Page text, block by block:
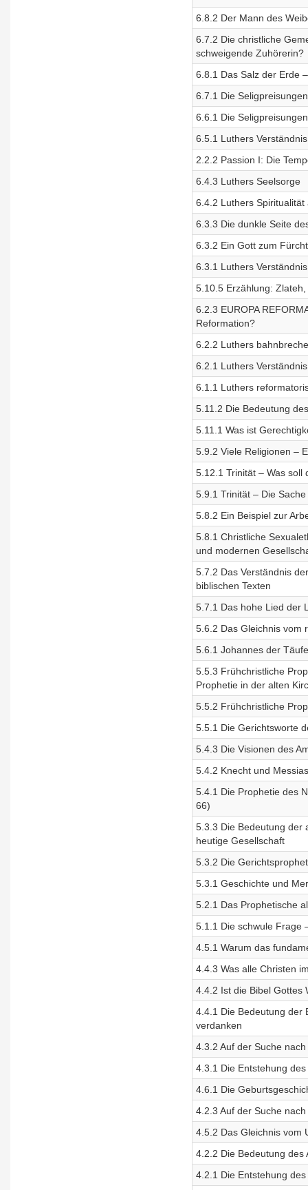
6.8.2 Der Mann des
6.7.2 Die christliche
schweigende Zuhörerin?
6.8.1 Das Salz der Erde
6.7.1 Die
6.6.1 Die
6.5.1 Luthers
2.2.2 Passion I: Die
6.4.3 Luthers Seelsorge
6.4.2 Luthers
6.3.3 Die dunkle Seite
6.3.2 Ein Gott zum
6.3.1 Luthers
5.10.5 Erzählung:
6.2.3 EUROPA
Reformation?
6.2.2 Luthers
6.2.1 Luthers
6.1.1 Luthers
5.11.2 Die Bedeutung
5.11.1 Was ist
5.9.2 Viele Religionen –
5.12.1 Trinität – Was soll
5.9.1 Trinität – Die
5.8.2 Ein Beispiel zur
5.8.1 Christliche
und modernen
5.7.2 Das Verständnis
biblischen Texten
5.7.1 Das hohe Lied der
5.6.2 Das Gleichnis vom
5.6.1 Johannes der
5.5.3 Frühchristliche
Prophetie in der alten
5.5.2 Frühchristliche
5.5.1 Die Gerichtsworte
5.4.3 Die Visionen des
5.4.2 Knecht und
5.4.1 Die Prophetie des
66)
5.3.3 Die Bedeutung der
heutige Gesellschaft
5.3.2 Die
5.3.1 Geschichte und
5.2.1 Das Prophetische
5.1.1 Die schwule Frage
4.5.1 Warum das
4.4.3 Was alle Christen
4.4.2 Ist die Bibel Gottes
4.4.1 Die Bedeutung der
verdanken
4.3.2 Auf der Suche
4.3.1 Die Entstehung
4.6.1 Die
4.2.3 Auf der Suche
4.5.2 Das Gleichnis vom
4.2.2 Die Bedeutung des
4.2.1 Die Entstehung